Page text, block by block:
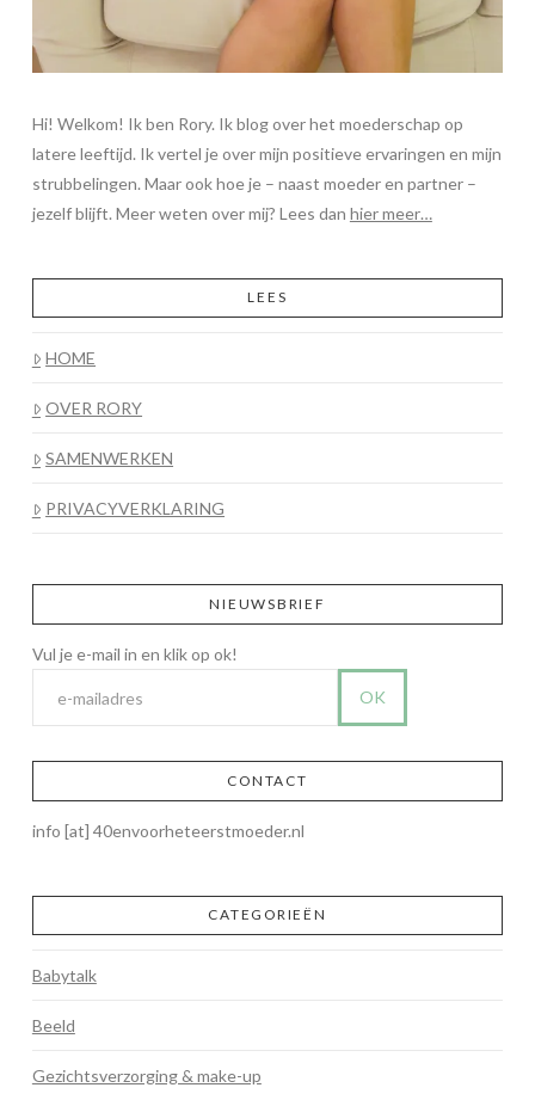
Hi! Welkom! Ik ben Rory. Ik blog over het moederschap op
latere leeftijd. Ik vertel je over mijn positieve ervaringen en mijn
strubbelingen. Maar ook hoe je – naast moeder en partner –
jezelf blijft. Meer weten over mij? Lees dan hier meer…
LEES
HOME
OVER RORY
SAMENWERKEN
PRIVACYVERKLARING
NIEUWSBRIEF
CONTACT
info [at] 40envoorheteerstmoeder.nl
CATEGORIEËN
Babytalk
Beeld
Gezichtsverzorging & make-up